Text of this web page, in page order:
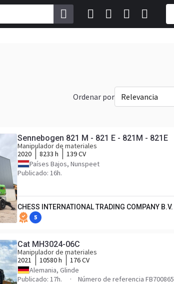
Ordenar por Relevancia
Sennebogen 821 M - 821 E - 821M - 821E
Manipulador de materiales
2020
8233 h
139 CV
Países Bajos, Nunspeet
Publicado: 16h.
CHESS INTERNATIONAL TRADING COMPANY B.V.
5
Cat MH3024-06C
Manipulador de materiales
2021
10580 h
176 CV
Alemania, Glinde
Publicado: 17h.
Número de referencia FB700865